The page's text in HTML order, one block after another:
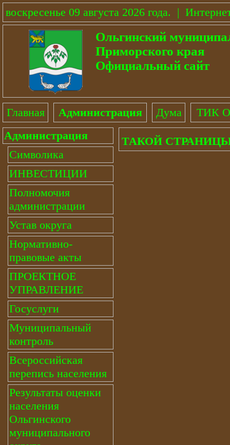
воскресенье 09 августа 2026 года. |
Ольгинский
Приморского края
Официальный сайт
Главная Администрация Дума
ТИК
Администрация
Символика
ИНВЕСТИЦИИ
Полномочия
администрации
Устав округа
Нормативно-
правовые акты
ПРОЕКТНОЕ
УПРАВЛЕНИЕ
Госуслуги
Муниципальный
контроль
Всероссийская
перепись населения
Результаты оценки
населения
Ольгинского
муниципального
ТАКОЙ